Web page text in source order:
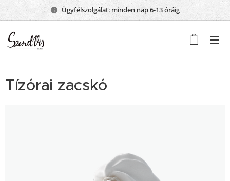
Ügyfélszolgálat: minden nap 6-13 óráig
Tízórai zacskó